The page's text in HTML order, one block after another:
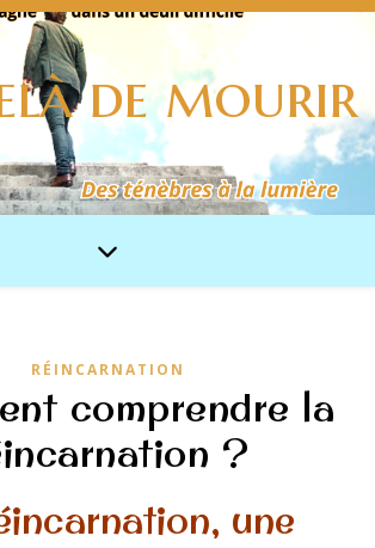
de mourir
RÉINCARNATION
comprendre la
?
une